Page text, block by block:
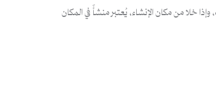
خلا من مكان الإنشاء، يُعتبر منشأً في المكان